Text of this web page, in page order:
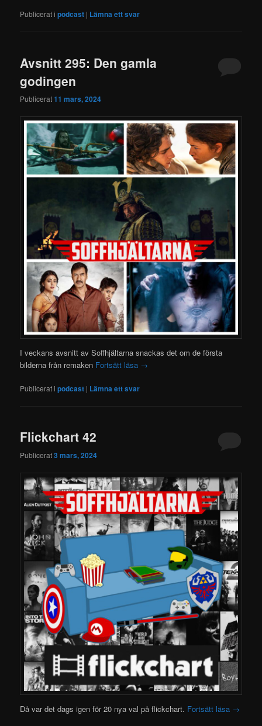
Publicerat i podcast | Lämna ett svar
Avsnitt 295: Den gamla
godingen
Publicerat11 mars, 2024
I veckans avsnitt av Soffhjältarna snackas det om de första
bilderna från remaken Fortsätt läsa →
Publicerat i podcast | Lämna ett svar
Flickchart 42
Publicerat3 mars, 2024
Då var det dags igen för 20 nya val på flickchart. Fortsätt läsa →